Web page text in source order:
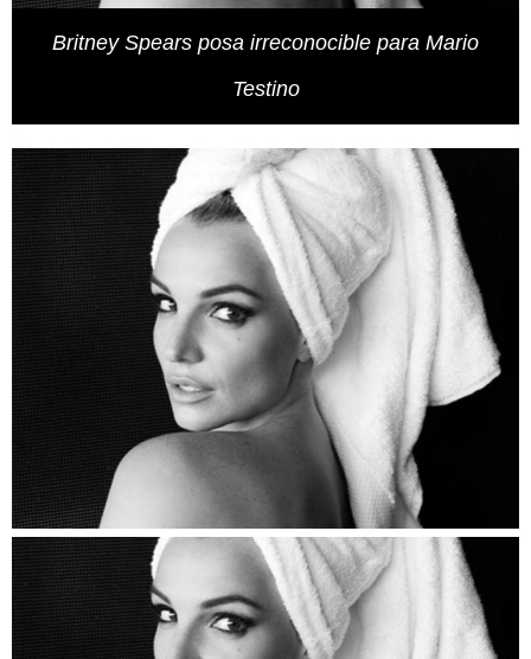
Britney Spears posa irreconocible para Mario
Testino